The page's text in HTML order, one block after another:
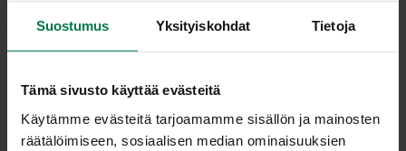
Suostumus Yksityiskohdat Tietoja
Tämä sivusto käyttää evästeitä
Käytämme evästeitä tarjoamamme sisällön ja mainosten
räätälöimiseen, sosiaalisen median ominaisuuksien
viinietikkaa
suolaa
Asettele suupaloiksi revityt salaatinlehdet laakealle